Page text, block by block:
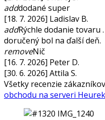
adddodané super
[18. 7. 2026] Ladislav B.
addRýchle dodanie tovaru
doručený bol na ďalší deň.
removeNič
[16. 7. 2026] Peter D.
[30. 6. 2026] Attila S.
Všetky recenzie
obchodu na serveri